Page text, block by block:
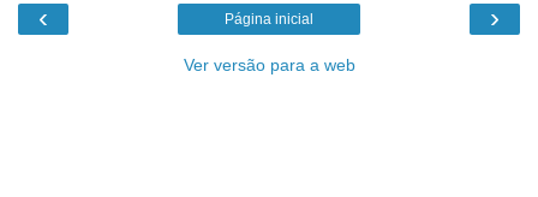
‹ ›
Página inicial
Ver versão para a web